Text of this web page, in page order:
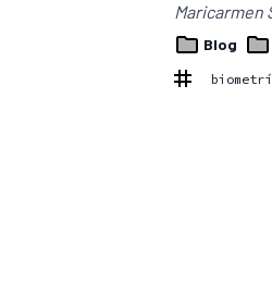
Maricarmen
Blog